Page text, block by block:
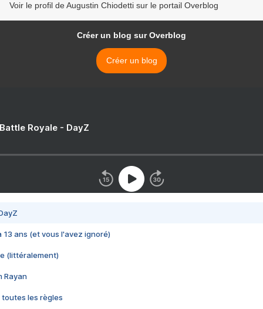
Voir le profil de Augustin Chiodetti sur le portail Overblog
Créer un blog sur Overblog
Créer un blog
Royale - DayZ
13 ans (et vous l'avez ignoré)
(littéralement)
Rayan
toutes les règles